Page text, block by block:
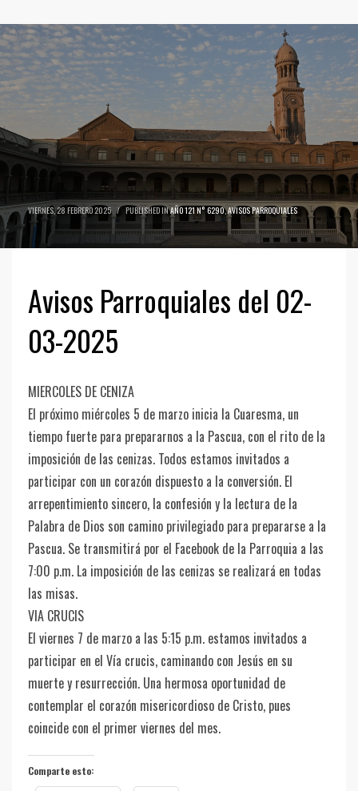
VIERNES, 28 FEBRERO 2025 / PUBLISHED INAÑO 121 N° 6290,AVISOS PARROQUIALES
Avisos Parroquiales del 02-
03-2025
MIERCOLES DE CENIZA
El próximo miércoles 5 de marzo inicia la Cuaresma, un
tiempo fuerte para prepararnos a la Pascua, con el rito de la
imposición de las cenizas. Todos estamos invitados a
participar con un corazón dispuesto a la conversión. El
arrepentimiento sincero, la confesión y la lectura de la
Palabra de Dios son camino privilegiado para prepararse a la
Pascua. Se transmitirá por el Facebook de la Parroquia a las
7:00 p.m. La imposición de las cenizas se realizará en todas
las misas.
VIA CRUCIS
El viernes 7 de marzo a las 5:15 p.m. estamos invitados a
participar en el Vía crucis, caminando con Jesús en su
muerte y resurrección. Una hermosa oportunidad de
contemplar el corazón misericordioso de Cristo, pues
coincide con el primer viernes del mes.
Comparte esto: